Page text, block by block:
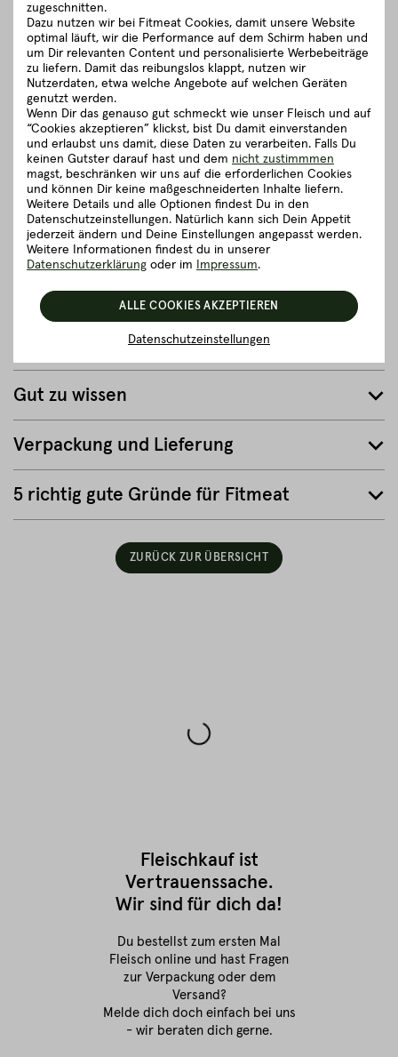
Zudem sollte Faschiertes stets innerhalb von 2 Tagen nach
dem Kauf verbraucht oder alternativ tiefgekühlt werden.
Du möchtest wissen, wie sich Rinderfaschiertes von Fitmeat
von handelsüblichen Produkten aus dem Supermarkt
unterscheidet? Unsere Produkte werden allesamt frisch
produziert und nicht mit Packgasen oder anderen
unnatürlichen Verfahren behandelt. Alle Informationen
darüber findest Du in unseremBlogbeitrag.
schließen
Zubereitungsempfehlung
Herkunft und Haltung
Details zum Artikel ”BIO Faschiertes vom
Gut zu wissen
Verpackung und Lieferung
5 richtig gute Gründe für Fitmeat
ZURÜCK ZUR ÜBERSICHT
Fleischkauf ist
Vertrauenssache.
Wir sind für dich da!
Du bestellst zum ersten Mal
Fleisch online und hast Fragen
zur Verpackung oder dem
Versand?
Melde dich doch einfach bei uns
- wir beraten dich gerne.
zugeschnitten.
Dazu nutzen wir bei Fitmeat Cookies, damit unsere Website
optimal läuft, wir die Performance auf dem Schirm haben und
um Dir relevanten Content und personalisierte Werbebeiträge
zu liefern. Damit das reibungslos klappt, nutzen wir
Nutzerdaten, etwa welche Angebote auf welchen Geräten
genutzt werden.
Wenn Dir das genauso gut schmeckt wie unser Fleisch und auf
“Cookies akzeptieren” klickst, bist Du damit einverstanden
und erlaubst uns damit, diese Daten zu verarbeiten. Falls Du
keinen Gutster darauf hast und dem nicht zustimmmen
magst, beschränken wir uns auf die erforderlichen Cookies
und können Dir keine maßgeschneiderten Inhalte liefern.
Weitere Details und alle Optionen findest Du in den
Datenschutzeinstellungen. Natürlich kann sich Dein Appetit
jederzeit ändern und Deine Einstellungen angepasst werden.
Weitere Informationen findest du in unserer
Datenschutzerklärung oder im Impressum.
Datenschutzeinstellungen
ALLE COOKIES AKZEPTIEREN